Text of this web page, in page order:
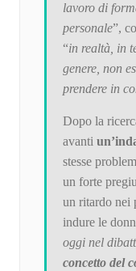
lavoro di
personale”,
“in realtà, in
genere, non
prendere in
Dopo la
avanti
stesse
un forte
un ritardo nei
indure le
oggi nel
concetto del